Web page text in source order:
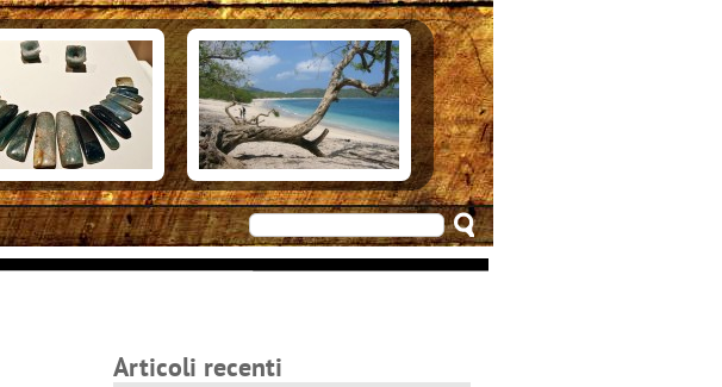
Alloggiare in Costarica
Arrivare in Costarica
Cosa vedere
Attrazioni principali
Ecoturismo
Eventi e appuntamenti
Isole
Parchi Nazionali
Spiagge
Documenti di viaggio
I trasporti interni
Articoli recenti